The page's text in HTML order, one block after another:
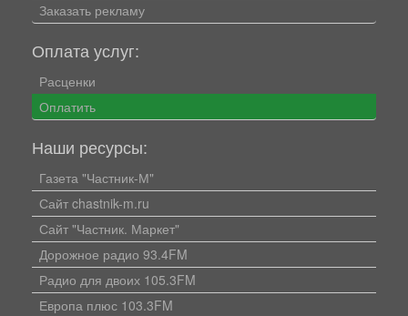
Заказать рекламу
Оплата услуг:
Расценки
Оплатить
Наши ресурсы:
Газета "Частник-М"
Сайт chastnik-m.ru
Сайт "Частник. Маркет"
Дорожное радио 93.4FM
Радио для двоих 105.3FM
Европа плюс 103.3FM